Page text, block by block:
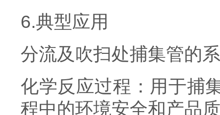
6.典型应用
分流及吹扫处捕集管的
化学反应过程：用于捕
程中的环境安全和产品